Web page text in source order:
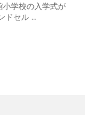
小学校の入学式が
ドセル ...